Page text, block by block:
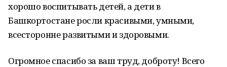
хорошо воспитывать детей, а дети в
Башкортостане росли красивыми, умными,
всесторонне развитыми и здоровыми.
Огромное спасибо за ваш труд, доброту! Всего